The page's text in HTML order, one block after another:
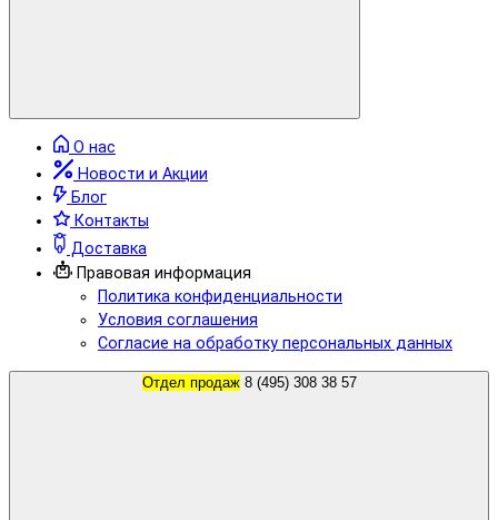
О нас
Новости и Акции
Блог
Контакты
Доставка
Правовая информация
Политика конфиденциальности
Условия соглашения
Согласие на обработку персональных данных
Отдел продаж 8 (495) 308 38 57